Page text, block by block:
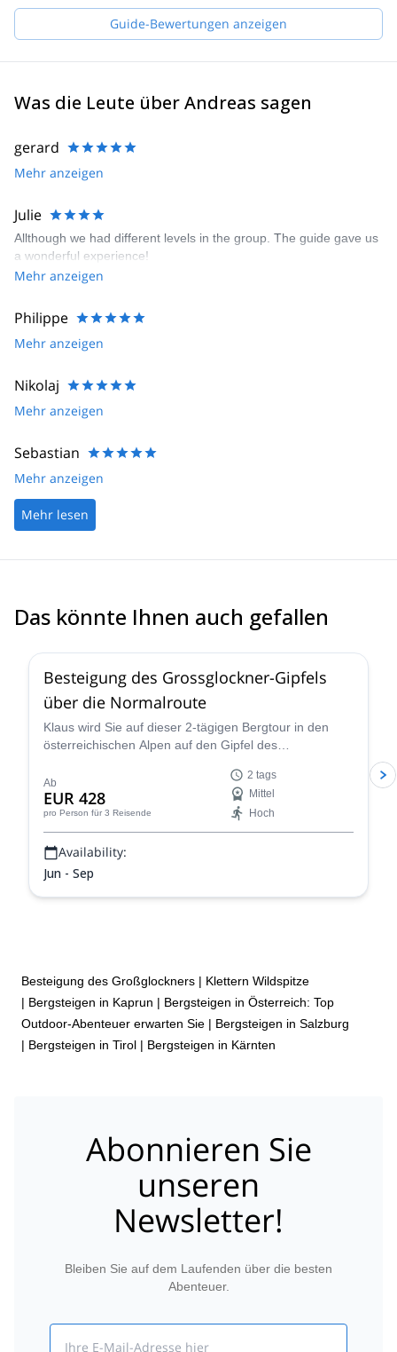
for the mountains. They are Markus B, Markus H and Gerald, all
IFMGA certified guides. Our philosophy is "to know how to do
to give you the best experience.
Guide-Bewertungen anzeigen
Was die Leute über Andreas sagen
gerard
Mehr anzeigen
Julie
Allthough we had different levels in the group. The guide gave us
a wonderful experience!
Mehr anzeigen
Philippe
Mehr anzeigen
Nikolaj
Mehr anzeigen
Sebastian
Mehr anzeigen
Mehr lesen
Das könnte Ihnen auch gefallen
4.6
Besteigung des Grossglockner-Gipfels
über die Normalroute
Klaus wird Sie auf dieser 2-tägigen Bergtour in den
österreichischen Alpen auf den Gipfel des
atemberaubend!
Ab
EUR 428
pro Person für 3 Reisende
2 tags
Mittel
Hoch
Availability:
Jun - Sep
Besteigung des Großglockners | Klettern Wildspitze
| Bergsteigen in Kaprun | Bergsteigen in Österreich: Top
Outdoor-Abenteuer erwarten Sie | Bergsteigen in Salzburg
| Bergsteigen in Tirol | Bergsteigen in Kärnten
Abonnieren Sie
unseren
Newsletter!
Bleiben Sie auf dem Laufenden über die besten
Abenteuer.